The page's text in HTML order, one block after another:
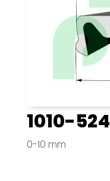
1010-524
0-10 mm